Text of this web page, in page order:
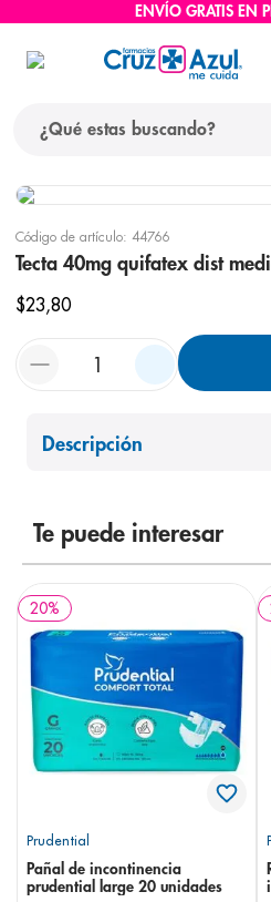
ENVÍO GRATIS EN
Código de artículo: 44766
Tecta 40mg quifatex dist
$23,80
Descripción
Te puede interesar
20%
Prudential
Pañal de incontinencia
prudential large 20 unidades
términos más buscados
protector solar
6. bioderma
desodorante
9. pediasure
10.